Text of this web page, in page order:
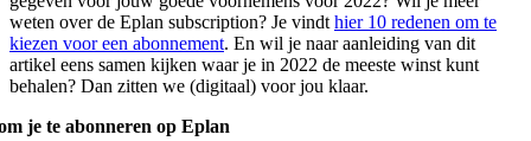
weten over de Eplan subscription? Je vindt hier 10 redenen om te
kiezen voor een abonnement. En wil je naar aanleiding van dit
artikel eens samen kijken waar je in 2022 de meeste winst kunt
behalen? Dan zitten we (digitaal) voor jou klaar.
je te abonneren op Eplan